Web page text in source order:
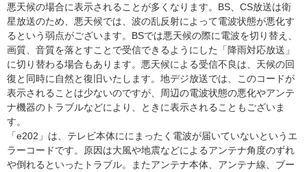
悪天候の場合に表示されることが多くなります。BS、CS放送は衛
星放送のため、悪天候では、波の乱反射によって電波状態が悪化す
るという弱点がございます。BSでは悪天候の際に電波を切り替え、
画質、音質を落とすことで受信できるようにした「降雨対応放送」
に切り替わる場合もあります。悪天候による受信不良は、天候の回
復と同時に自然と復旧いたします。地デジ放送では、このコードが
表示されることは少ないのですが、周辺の電波状態の悪化やアンテ
ナ機器のトラブルなどにより、ときに表示されることもございま
す。
「e202」は、テレビ本体ににまったく電波が届いていないというエ
ラーコードです。原因は大風や地震などによるアンテナ角度のずれ
や倒れるといったトラブル。またアンテナ本体、アンテナ線、ブー